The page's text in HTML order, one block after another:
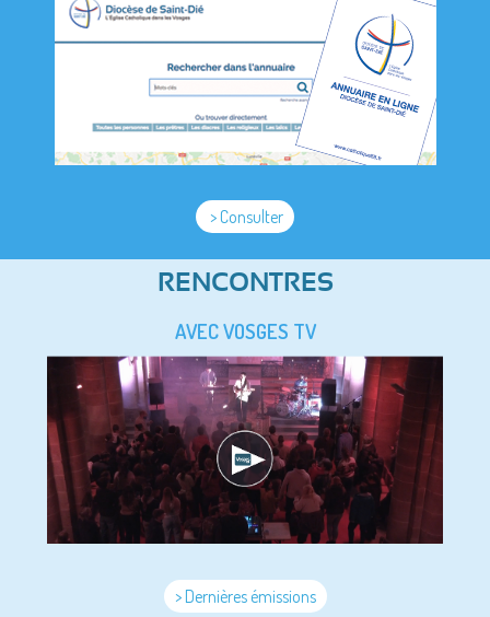
> Consulter
RENCONTRES
AVEC VOSGES TV
> Dernières émissions